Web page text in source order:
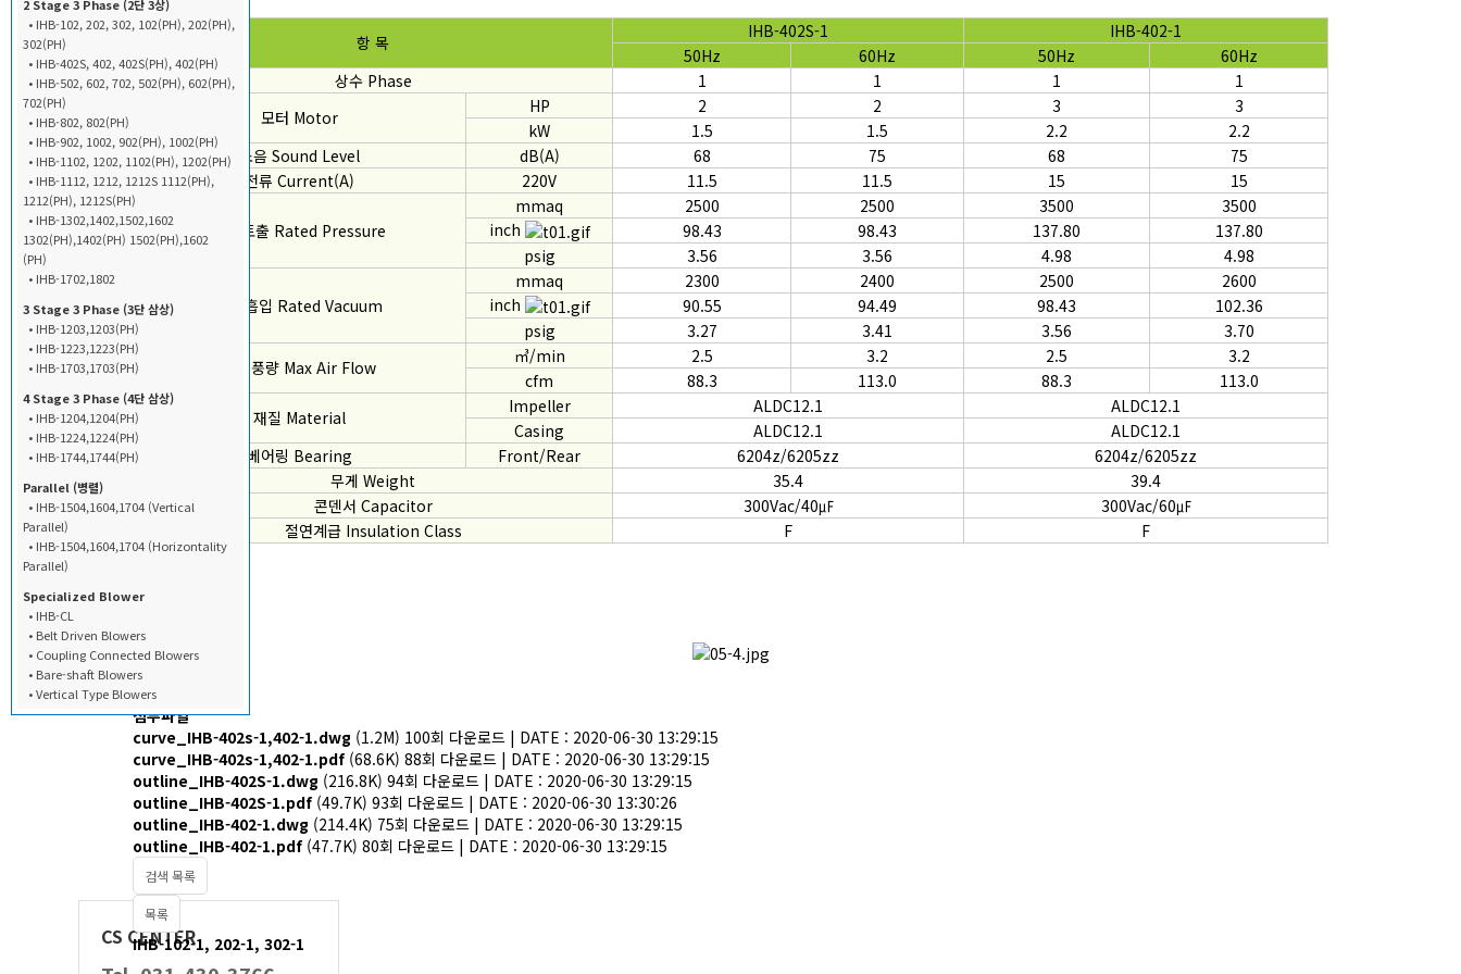
2 Stage 3 Phase (2단 3상)
• IHB-102, 202, 302, 102(PH), 202(PH),
302(PH)
• IHB-402S, 402, 402S(PH), 402(PH)
• IHB-502, 602, 702, 502(PH), 602(PH),
702(PH)
• IHB-802, 802(PH)
• IHB-902, 1002, 902(PH), 1002(PH)
• IHB-1102, 1202, 1102(PH), 1202(PH)
• IHB-1112, 1212, 1212S 1112(PH),
1212(PH), 1212S(PH)
• IHB-1302,1402,1502,1602
1302(PH),1402(PH) 1502(PH),1602
(PH)
• IHB-1702,1802
3 Stage 3 Phase (3단 삼상)
• IHB-1203,1203(PH)
• IHB-1223,1223(PH)
• IHB-1703,1703(PH)
4 Stage 3 Phase (4단 삼상)
• IHB-1204,1204(PH)
• IHB-1224,1224(PH)
• IHB-1744,1744(PH)
Parallel (병렬)
• IHB-1504,1604,1704 (Vertical
Parallel)
• IHB-1504,1604,1704 (Horizontality
Parallel)
Specialized Blower
• IHB-CL
• Belt Driven Blowers
• Coupling Connected Blowers
• Bare-shaft Blowers
• Vertical Type Blowers
항 목
IHB-402S-1
IHB-402-1
50Hz
60Hz 50Hz
60Hz
상수 Phase
1 1 1
1
모터 Motor
HP 2 2 3
3
kW
1.5 1.5 2.2
2.2
소음 Sound Level
dB(A) 68 75 68
75
전류 Current(A)
220V 11.5 11.5 15 15
정격토출 Rated Pressure
mmaq 2500 2500 3500
3500
inch
98.43 98.43 137.80
137.80
psig
3.56 3.56 4.98 4.98
정격흡입 Rated Vacuum
mmaq 2300 2400 2500
2600
inch
90.55 94.49 98.43
102.36
psig
3.27 3.41 3.56
3.70
최대풍량 Max Air Flow
㎥/min 2.5 3.2 2.5
3.2
cfm
88.3 113.0 88.3
113.0
재질 Material
Impeller ALDC12.1
ALDC12.1
Casing
ALDC12.1
ALDC12.1
베어링 Bearing
Front/Rear 6204z/6205zz
6204z/6205zz
무게 Weight
35.4
39.4
콘덴서 Capacitor
300Vac/40㎌
300Vac/60㎌
절연계급 Insulation Class
F F
첨부파일
curve_IHB-402s-1,402-1.dwg (1.2M) 100회 다운로드 | DATE : 2020-06-30 13:29:15
curve_IHB-402s-1,402-1.pdf (68.6K) 88회 다운로드 | DATE : 2020-06-30 13:29:15
outline_IHB-402S-1.dwg (216.8K) 94회 다운로드 | DATE : 2020-06-30 13:29:15
outline_IHB-402S-1.pdf (49.7K) 93회 다운로드 | DATE : 2020-06-30 13:30:26
outline_IHB-402-1.dwg (214.4K) 75회 다운로드 | DATE : 2020-06-30 13:29:15
outline_IHB-402-1.pdf (47.7K) 80회 다운로드 | DATE : 2020-06-30 13:29:15
검색 목록
목록
IHB-102-1, 202-1, 302-1
CS CENTER